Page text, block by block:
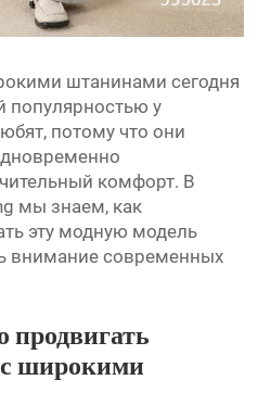
штанинами сегодня
популярностью у
потому что они
комфорт. В
мы знаем, как
эту модную модель
внимание современных
широкими